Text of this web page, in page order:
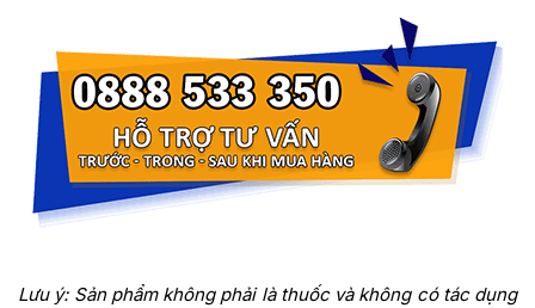
Lưu ý: Sản phẩm không phải là thuốc và không có tác dụng